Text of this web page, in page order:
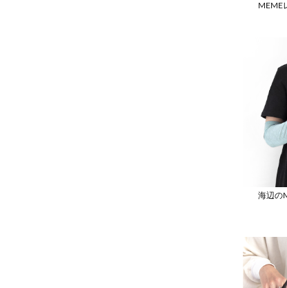
MEME
海辺の